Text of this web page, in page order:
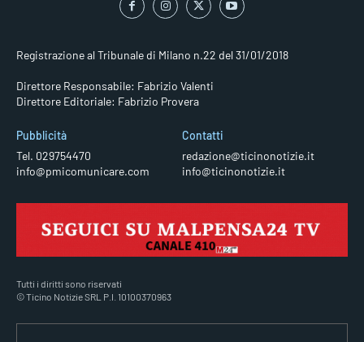
Registrazione al Tribunale di Milano n.22 del 31/01/2018
Direttore Responsabile: Fabrizio Valenti
Direttore Editoriale: Fabrizio Provera
Pubblicità
Tel. 029754470
info@pmicomunicare.com
Contatti
redazione@ticinonotizie.it
info@ticinonotizie.it
Tutti i diritti sono riservati
© Ticino Notizie SRL P.I. 10100370963